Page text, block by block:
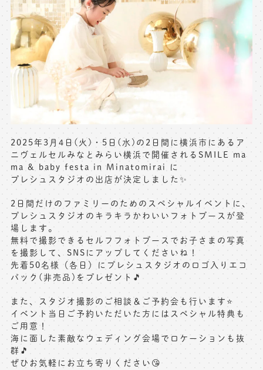
料金シミュレーション
お問い合わせ窓口
店舗情報についてはお手数ですが
各店舗までお問い合わせください
toiawase@precieux-studio.com
※上記アドレスは総合窓口となります
[営業時間] 9:00～17:00
[定休日] 土日祝日
無料会員登録はこちら
2025年3月4日(火)・5日(水)の2日間に横浜市にあるア
ニヴェルセルみなとみらい横浜で開催されるSMILE ma
ma & baby festa in Minatomirai に
プレシュスタジオの出店が決定しました✨
2日間だけのファミリーのためのスペシャルイベントに、
プレシュスタジオのキラキラかわいいフォトブースが登
場します。
無料で撮影できるセルフフォトブースでお子さまの写真
を撮影して、SNSにアップしてくださいね！
先着50名様（各日）にプレシュスタジオのロゴ入りエコ
バック(非売品)をプレゼント🎵
また、スタジオ撮影のご相談＆ご予約会も行います⭐️
イベント当日ご予約いただいた方にはスペシャル特典も
ご用意！
海に面した素敵なウェディング会場でロケーションも抜
群🎵
ぜひお気軽にお立ち寄りください😘